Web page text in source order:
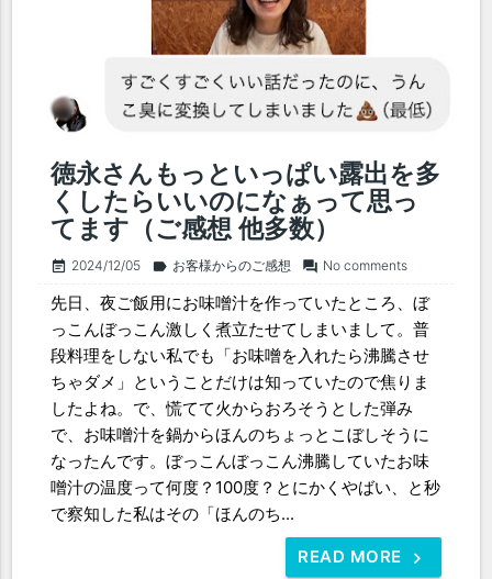
徳永さんもっといっぱい露出を多
くしたらいいのになぁって思っ
てます（ご感想 他多数）
event_note 2024/12/05 label お客様からのご感想 forum No comments
先日、夜ご飯用にお味噌汁を作っていたところ、ぼ
っこんぼっこん激しく煮立たせてしまいまして。普
段料理をしない私でも「お味噌を入れたら沸騰させ
ちゃダメ」ということだけは知っていたので焦りま
したよね。で、慌てて火からおろそうとした弾み
で、お味噌汁を鍋からほんのちょっとこぼしそうに
なったんです。ぼっこんぼっこん沸騰していたお味
噌汁の温度って何度？100度？とにかくやばい、と秒
で察知した私はその「ほんのち...
READ MORE